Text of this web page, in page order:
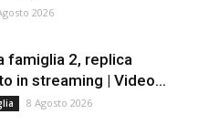
2026
famiglia 2, replica
in streaming | Video...
8 Agosto 2026